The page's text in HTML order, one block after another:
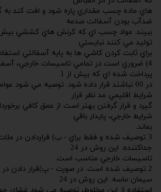
هاي ماده چسب مقداري پاره شود و افت كند
ضدآب بودن آسفالت صدمه
توليد مي كنند نبايستي
براي ثابت كردن كاشي ها به پايه آسفالتي
4) ضروري است در تمامي تاسيسات خارجي،
پرداخت شده اي كه بيش از 1
در 60 نباشند قرار داده شود. توصيه مي شود
شرايط اقليمي مد نظر قرار
گيرد و قرار گرفتن بهتر است از عمق كافي
شرايط خارجي، پايدار باقي
بماند.
3 توصيف شده و فقط براي - ب) قراردادن در
جداكننده. اين روش در 24
تاسيسات خارجي مناسب است.
2 توصيف شده است. در صورت - پ)قرار دادن
سيمان:ماسه. اين روش در 24